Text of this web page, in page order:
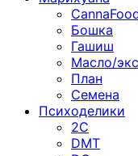
Бошка
Гашиш
Масло/
План
Семена
Психоделики
2C
DMT